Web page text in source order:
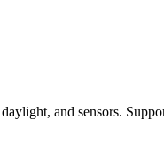
and sensors.